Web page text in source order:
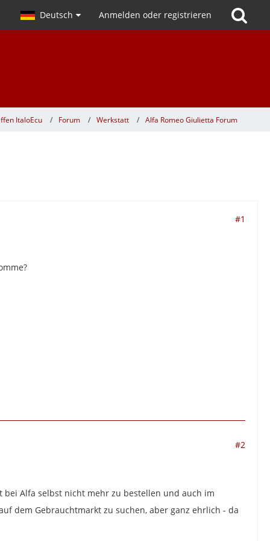
Deutsch Anmelden oder registrieren
ItaloEcu Forum Werkstatt Alfa Romeo Giulietta Forum
#1
#2
bei Alfa selbst nicht mehr zu bestellen und auch im
dem Gebrauchtmarkt zu suchen, aber ganz ehrlich - da